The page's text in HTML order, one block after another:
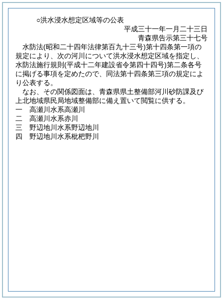
○洪水浸水想定区域等の公表
平成三十一年一月二十三日
青森県告示第三十七号
水防法(昭和二十四年法律第百九十三号)第十四条第一項の
規定により、次の河川について洪水浸水想定区域を指定し、
水防法施行規則 (平成十二年建設省令第四十四号)第二条各号
に掲げる事項を定めたので、同法第十四条第三項の規定によ
り公表する。
なお、その関係図面は、青森県県土整備部河川砂防課及び
上北地域県民局地域整備部に備え置いて閲覧に供する。
一 高瀬川水系高瀬川
二 高瀬川水系赤川
三 野辺地川水系野辺地川
四 野辺地川水系枇杷野川